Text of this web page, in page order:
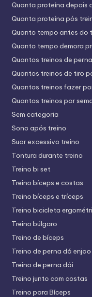
Quanta proteína depois
Quanta proteína pós
Quanto tempo antes do
Quanto tempo demora
Quantos treinos de
Quantos treinos de tiro
Quantos treinos fazer
Quantos treinos por
Sem categoria
Sono após treino
Suor excessivo treino
Tontura durante treino
Treino bi set
Treino bíceps e costas
Treino bíceps e tríceps
Treino bicicleta
Treino búlgaro
Treino de bíceps
Treino de perna dá enjoo
Treino de perna dói
Treino junto com costas
Treino para Bíceps